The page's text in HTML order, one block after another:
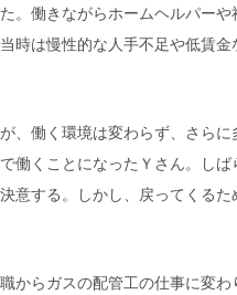
。働きながらホームヘルパー
時は慢性的な人手不足や低賃
、働く環境は変わらず、さら
働くことになった Ｙ さん。し
意する。しかし、戻ってくる
からガスの配管工の仕事に変